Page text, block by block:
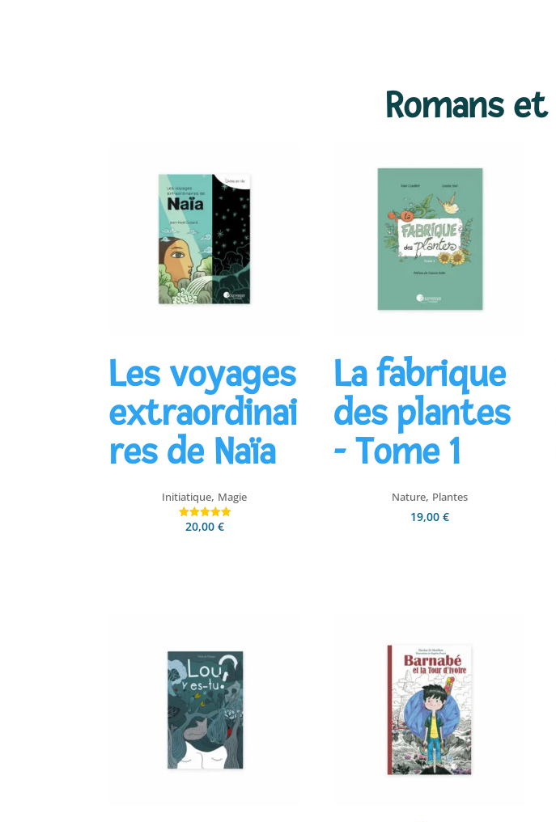
Romans
Les voyages
extraordinai
res de Naïa
Initiatique, Magie
Note
20,00 €
La fabrique
des plantes
- Tome 1
Nature, Plantes
19,00 €